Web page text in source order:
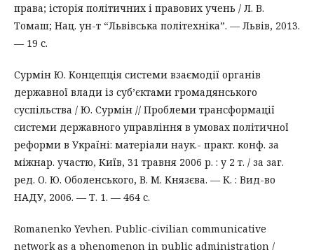
права; історія політичних і правових учень / Л. В.
Томаш; Нац. ун-т “Львівська політехніка”. — Львів, 2013.
— 19 с.
Сурмін Ю. Концепція системи взаємодії органів
державної влади із суб’єктами громадянського
суспільства / Ю. Сурмін // Проблеми трансформації
системи державного управління в умовах політичної
реформи в Україні: матеріали наук.- практ. конф. за
міжнар. участю, Київ, 31 травня 2006 р. : у 2 т. / за заг.
ред. О. Ю. Оболенського, В. М. Князєва. — К. : Вид-во
НАДУ, 2006. — Т. 1. — 464 с.
Romanenko Yevhen. Public-civilian communicative
network as a phenomenon in public administration /